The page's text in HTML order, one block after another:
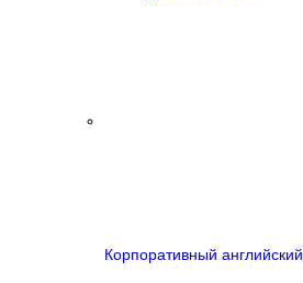
Корпоративный английский